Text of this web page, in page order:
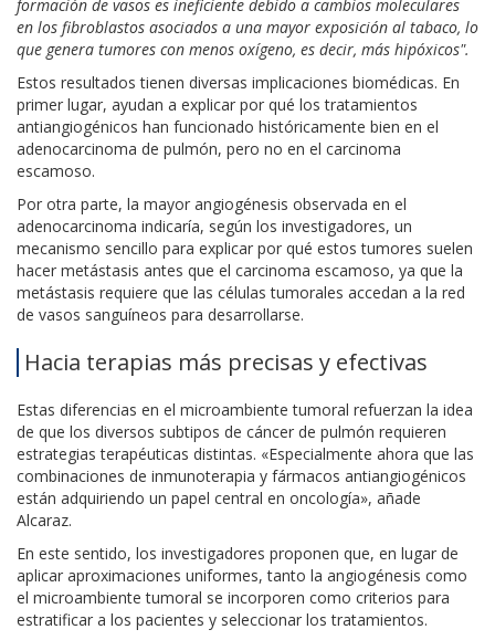
formación de vasos es ineficiente debido a cambios moleculares
en los fibroblastos asociados a una mayor exposición al tabaco, lo
que genera tumores con menos oxígeno, es decir, más hipóxicos".
Estos resultados tienen diversas implicaciones biomédicas. En
primer lugar, ayudan a explicar por qué los tratamientos
antiangiogénicos han funcionado históricamente bien en el
adenocarcinoma de pulmón, pero no en el carcinoma
escamoso.
Por otra parte, la mayor angiogénesis observada en el
adenocarcinoma indicaría, según los investigadores, un
mecanismo sencillo para explicar por qué estos tumores suelen
hacer metástasis antes que el carcinoma escamoso, ya que la
metástasis requiere que las células tumorales accedan a la red
de vasos sanguíneos para desarrollarse.
Hacia terapias más precisas y efectivas
Estas diferencias en el microambiente tumoral refuerzan la idea
de que los diversos subtipos de cáncer de pulmón requieren
estrategias terapéuticas distintas. «Especialmente ahora que las
combinaciones de inmunoterapia y fármacos antiangiogénicos
están adquiriendo un papel central en oncología», añade
Alcaraz.
En este sentido, los investigadores proponen que, en lugar de
aplicar aproximaciones uniformes, tanto la angiogénesis como
el microambiente tumoral se incorporen como criterios para
estratificar a los pacientes y seleccionar los tratamientos.